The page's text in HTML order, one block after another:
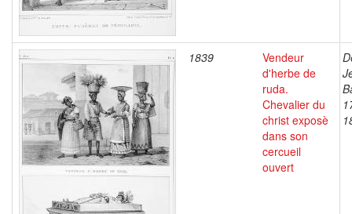
1839
Vendeur
d'herbe de
ruda.
Chevalier du
christ exposè
dans son
cercueil
ouvert